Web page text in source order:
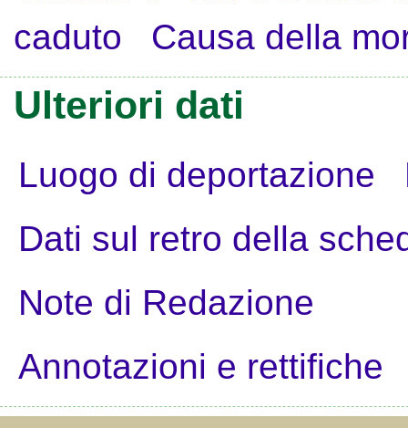
caduto
Causa della
Ulteriori dati
Luogo di deportazione
Dati sul retro della
Note di Redazione
Annotazioni e rettifiche